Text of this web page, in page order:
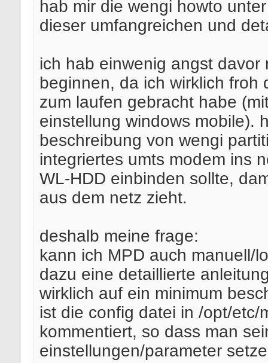
hab mir die wengi howto
dieser umfangreichen und
ich hab einwenig angst
beginnen, da ich wirklich
zum laufen gebracht habe
einstellung windows mobile).
beschreibung von wengi
integriertes umts modem ins
WL-HDD einbinden sollte,
aus dem netz zieht.
deshalb meine frage:
kann ich MPD auch manuell/
dazu eine detaillierte
wirklich auf ein minimum
ist die config datei in /opt/
kommentiert, so dass man
einstellungen/parameter